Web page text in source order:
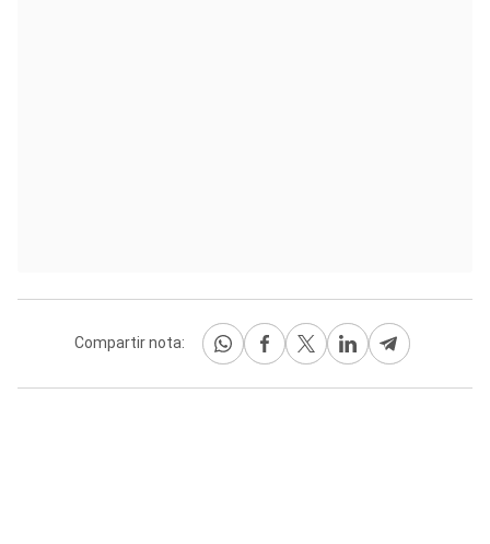
Compartir nota: